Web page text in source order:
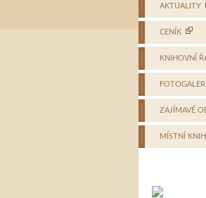
AKTUALITY
CENÍK
KNIHOVNÍ
ZAJÍMAVÉ
MÍSTNÍ